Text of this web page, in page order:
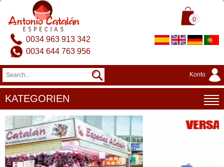
0
0034 963 913 342
0034 644 763 956
Konto
KATEGORIEN